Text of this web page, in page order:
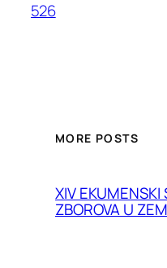
526
MORE POSTS
XIV EKUMENSKI
ZBOROVA U